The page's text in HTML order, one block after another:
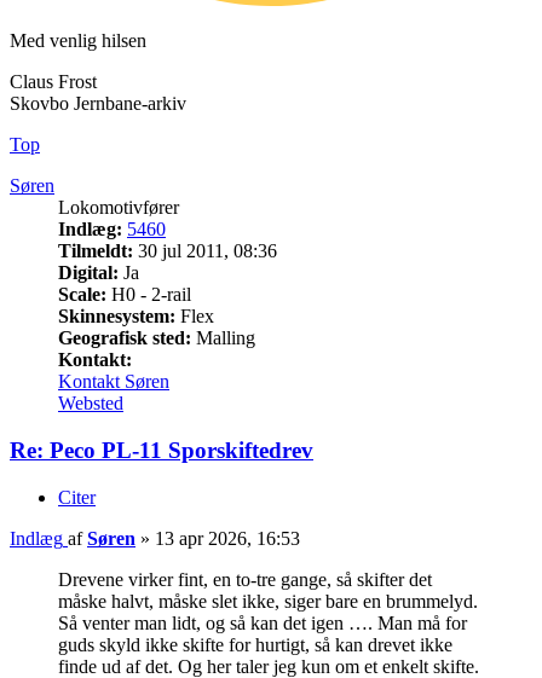
Med venlig hilsen
Claus Frost
Skovbo Jernbane-arkiv
Top
Søren
Lokomotivfører
Indlæg: 5460
Tilmeldt: 30 jul 2011, 08:36
Digital: Ja
Scale: H0 - 2-rail
Skinnesystem: Flex
Geografisk sted: Malling
Kontakt:
Kontakt Søren
Websted
Re: Peco PL-11 Sporskiftedrev
Citer
Indlæg afSøren » 13 apr 2026, 16:53
Drevene virker fint, en to-tre gange, så skifter det
måske halvt, måske slet ikke, siger bare en brummelyd.
Så venter man lidt, og så kan det igen …. Man må for
guds skyld ikke skifte for hurtigt, så kan drevet ikke
finde ud af det. Og her taler jeg kun om et enkelt skifte.